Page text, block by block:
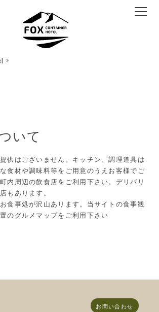
>
いて
供はございません。キッチン、調理道具は
食材や調味料等をご用意のうえお客様でご
内周辺の飲食店をご利用下さい。デリバリ
もあります。
食事処が沢山あります。当サイトの食事観
のグルメマップをご利用下さい
お問い合わせ